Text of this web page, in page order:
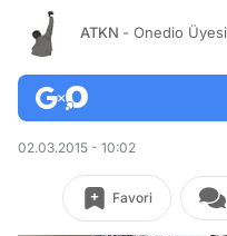
ATKN - Onedio Üyesi
02.03.2015 - 10:02
Favori